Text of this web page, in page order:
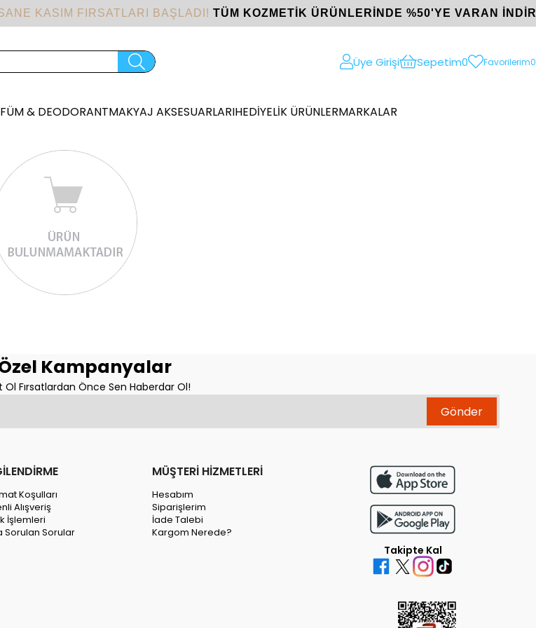
KASIM FIRSATLARI BAŞLADI! TÜM KOZMETİK ÜRÜNLERİNDE %50'YE VARAN
Üye Girişi Sepetim0 Favorilerim0
& DEODORANTMAKYAJ AKSESUARLARIHEDİYELİK ÜRÜNLERMARKALAR
Kampanyalar
Ol Fırsatlardan Önce Sen Haberdar Ol!
Gönder
Koşulları
Alışveriş
İşlemleri
Sorulan Sorular
MÜŞTERİ HİZMETLERİ
Hesabım
Siparişlerim
İade Talebi
Kargom Nerede?
Takipte Kal